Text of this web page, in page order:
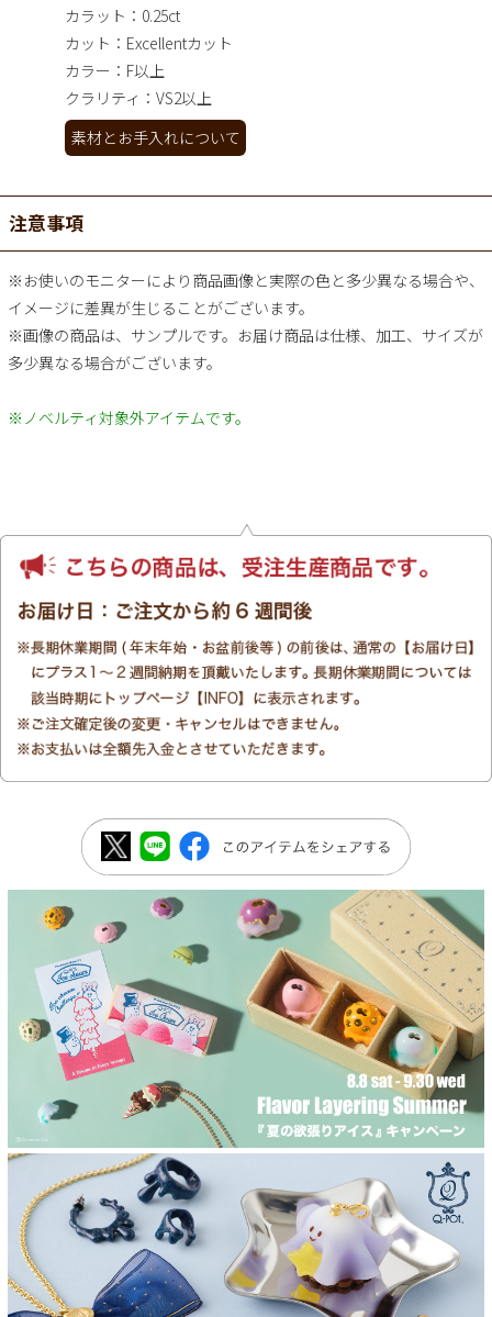
カラット：0.25ct
カット：Excellentカット
カラー：F以上
クラリティ：VS2以上
素材とお手入れについて
注意事項
※お使いのモニターにより商品画像と実際の色と多少異なる場合や、
イメージに差異が生じることがございます。
※画像の商品は、サンプルです。お届け商品は仕様、加工、サイズが
多少異なる場合がございます。
※ノベルティ対象外アイテムです。